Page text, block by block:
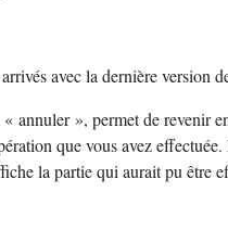
avec la dernière version
annuler », permet de revenir
que vous avez
la partie qui aurait pu être